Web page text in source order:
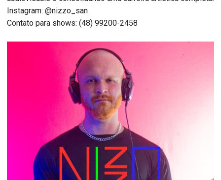
Instagram: @nizzo_san
Contato para shows: (48) 99200-2458